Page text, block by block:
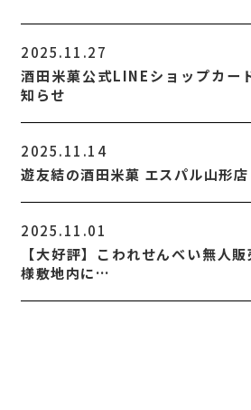
2025.11.27
酒田米菓公式LINEショップカー
知らせ
2025.11.14
遊友結の酒田米菓 エスパル山形
2025.11.01
【大好評】こわれせんべい無人
様敷地内に…